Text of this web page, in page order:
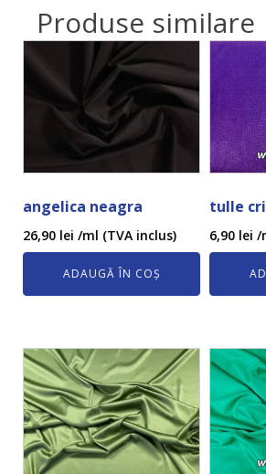
Produse similare
angelica neagra
26,90 lei /ml (TVA inclus)
ADAUGĂ ÎN COȘ
tulle
6,90 lei /